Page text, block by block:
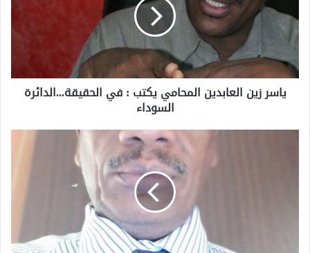
ياسر زين العابدين المحامي يكتب : في الحقيقة...الدائرة
السوداء